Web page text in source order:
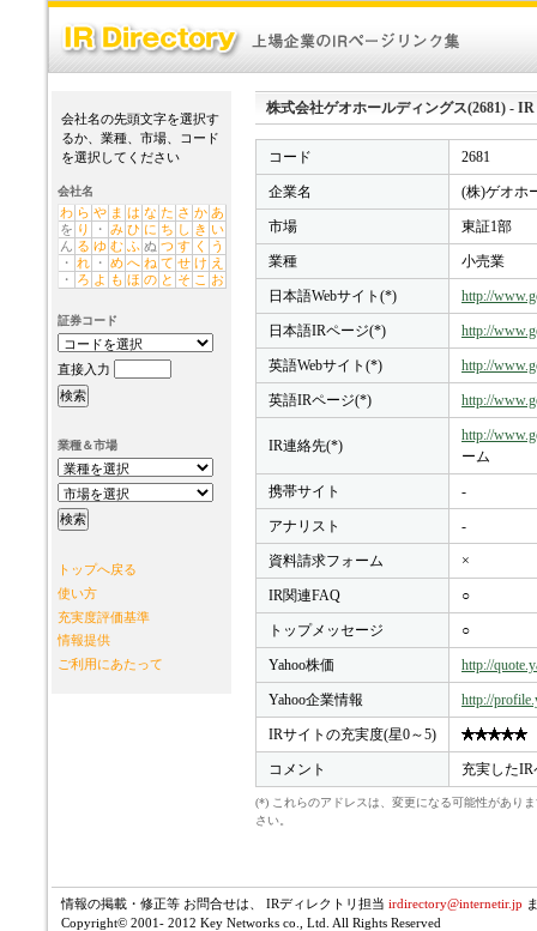
会社名の先頭文字を選択す
るか、業種、市場、コード
を選択してください
会社名
わ ら や ま は な た さ か あ
を り ・ み ひ に ち し き い
ん る ゆ む ふ ぬ つ す く
う
・ れ ・ め へ ね て せ け え
・
ろ よ も ほ の と そ こ お
証券コード
直接入力
業種＆市場
トップへ戻る
使い方
充実度評価基準
情報提供
ご利用にあたって
株式会社ゲオホールディングス(2681) -
コード 2681
企業名 (株)ゲオホ
市場 東証1部
業種 小売業
日本語Webサイト(*) http://
日本語IRページ(*) http://
英語Webサイト(*) http://
英語IRページ(*) http://
IR連絡先(*)
http://
ーム
携帯サイト -
アナリスト -
資料請求フォーム ×
IR関連FAQ ○
トップメッセージ ○
Yahoo株価 http://
Yahoo企業情報 http://
IRサイトの充実度(星0～5)
コメント 充実した
(*) これらのアドレスは、変更になる可能性があり
さい。
情報の掲載・修正等 お問合せは、 IRディレクトリ担当 irdirectory@internetir.jp
Copyright© 2001- 2012 Key Networks co., Ltd. All Rights Reserved